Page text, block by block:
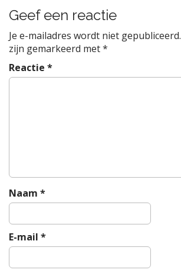
s
t
n
a
v
n
Geef een reactie
Je e-mailadres wordt niet gepubliceerd.
zijn gemarkeerd met*
Reactie *
Naam *
E-mail *